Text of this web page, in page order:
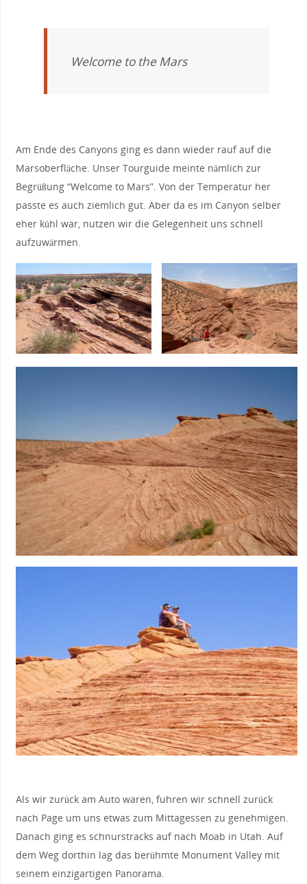
Welcome to the Mars
Am Ende des Canyons ging es dann wieder rauf auf die
Marsoberfläche. Unser Tourguide meinte nämlich zur
Begrüßung “Welcome to Mars”. Von der Temperatur her
passte es auch ziemlich gut. Aber da es im Canyon selber
eher kühl war, nutzen wir die Gelegenheit uns schnell
aufzuwärmen.
Als wir zurück am Auto waren, fuhren wir schnell zurück
nach Page um uns etwas zum Mittagessen zu genehmigen.
Danach ging es schnurstracks auf nach Moab in Utah. Auf
dem Weg dorthin lag das berühmte Monument Valley mit
seinem einzigartigen Panorama.